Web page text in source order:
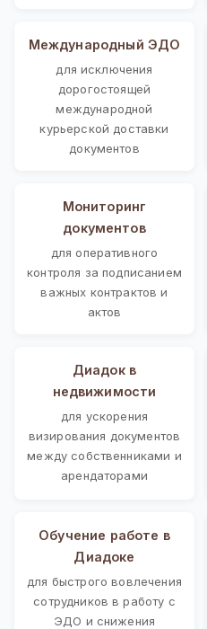
Международный ЭДО
для исключения
дорогостоящей
международной
курьерской доставки
документов
Мониторинг
документов
для оперативного
контроля за подписанием
важных контрактов и
актов
Диадок в
недвижимости
для ускорения
визирования документов
между собственниками и
арендаторами
Обучение работе в
Диадоке
для быстрого вовлечения
сотрудников в работу с
ЭДО и снижения